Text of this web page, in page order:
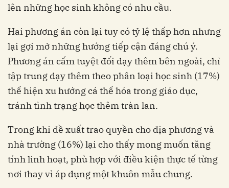
lên những học sinh không có nhu cầu.
Hai phương án còn lại tuy có tỷ lệ thấp hơn nhưng
lại gợi mở những hướng tiếp cận đáng chú ý.
Phương án cấm tuyệt đối dạy thêm bên ngoài, chỉ
tập trung dạy thêm theo phân loại học sinh (17%)
thể hiện xu hướng cá thể hóa trong giáo dục,
tránh tình trạng học thêm tràn lan.
Trong khi đề xuất trao quyền cho địa phương và
nhà trường (16%) lại cho thấy mong muốn tăng
tính linh hoạt, phù hợp với điều kiện thực tế từng
nơi thay vì áp dụng một khuôn mẫu chung.